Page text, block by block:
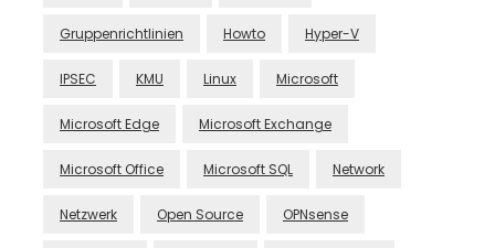
Gruppenrichtlinien Howto Hyper-V
IPSEC KMU Linux Microsoft
Microsoft Edge Microsoft Exchange
Microsoft Office Microsoft SQL Network
Netzwerk Open Source OPNsense